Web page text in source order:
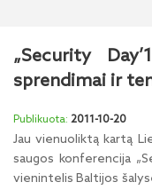
„Security
sprendimai ir
2011-10-20
Jau vienuoliktą kartą
saugos konferencija
vienintelis Baltijos